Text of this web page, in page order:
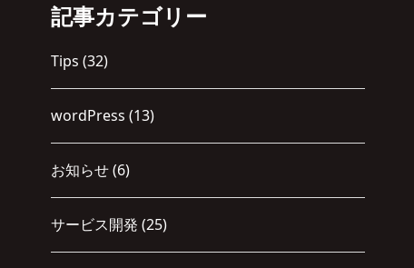
記事カテゴリー
Tips (32)
wordPress (13)
お知らせ(6)
サービス開発 (25)